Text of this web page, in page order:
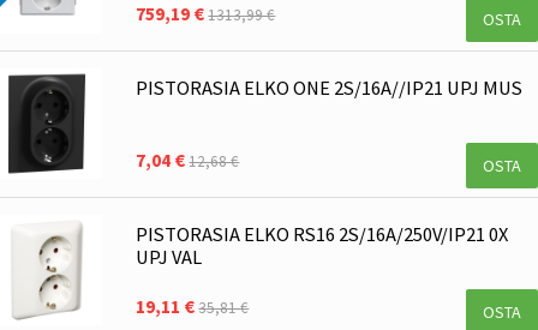
759,19 €1313,99 € OSTA
PISTORASIA ELKO ONE 2S/16A//IP21 UPJ MUS
7,04 €12,68 € OSTA
PISTORASIA ELKO RS16 2S/16A/250V/IP21 0X
UPJ VAL
19,11 €35,81 € OSTA